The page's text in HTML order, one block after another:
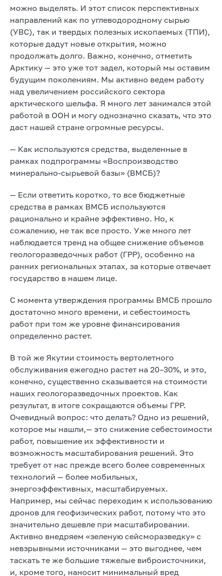
можно выделять. И этот список перспективных
направлений как по углеводородному сырью
(УВС), так и твердых полезных ископаемых (ТПИ),
которые дадут новые открытия, можно
продолжать долго. Важно, конечно, отметить
Арктику — это уже тот задел, который мы оставим
будущим поколениям. Мы активно ведем работу
над увеличением российского сектора
арктического шельфа. Я много лет занимался этой
работой в ООН и могу однозначно сказать, что это
даст нашей стране огромные ресурсы.
— Как используются средства, выделенные в
рамках подпрограммы «Воспроизводство
минерально-сырьевой базы» (ВМСБ)?
— Если ответить коротко, то все бюджетные
средства в рамках ВМСБ используются
рационально и крайне эффективно. Но, к
сожалению, не так все просто. Уже много лет
наблюдается тренд на общее снижение объемов
геологоразведочных работ (ГРР), особенно на
ранних региональных этапах, за которые отвечает
государство в нашем лице.
С момента утверждения программы ВМСБ прошло
достаточно много времени, и себестоимость
работ при том же уровне финансирования
определенно растет.
В той же Якутии стоимость вертолетного
обслуживания ежегодно растет на 20–30%, и это,
конечно, существенно сказывается на стоимости
наших геологоразведочных проектов. Как
результат, в итоге сокращаются объемы ГРР.
Очевидный вопрос: что делать? Одно из решений,
которое мы нашли,— это снижение себестоимости
работ, повышение их эффективности и
возможность масштабирования решений. Это
требует от нас прежде всего более современных
технологий — более мобильных,
энергоэффективных, масштабируемых.
Например, мы сейчас переходим к использованию
дронов для геофизических работ, потому что это
значительно дешевле при масштабировании.
Активно внедряем «зеленую сейсморазведку» с
невзрывными источниками — это выгоднее, чем
таскать те же большие тяжелые виброисточники,
и, кроме того, наносит минимальный вред